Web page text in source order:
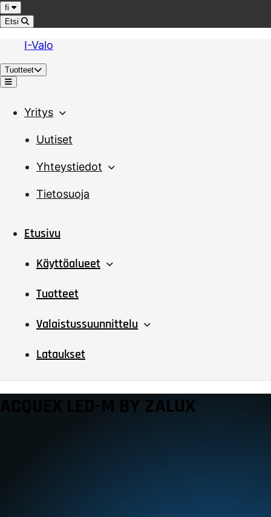
Hyppää sisältöön
Kieli
fi
Etsi
I-Valo
Tuotteet
Valikko
Yritys
Uutiset
Yhteystiedot
Tietosuoja
Etusivu
Käyttöalueet
Tuotteet
Valaistussuunnittelu
Lataukset
ACQUEX LED-M BY ZALUX